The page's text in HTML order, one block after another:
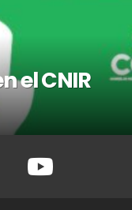
el CNIR
Youtube